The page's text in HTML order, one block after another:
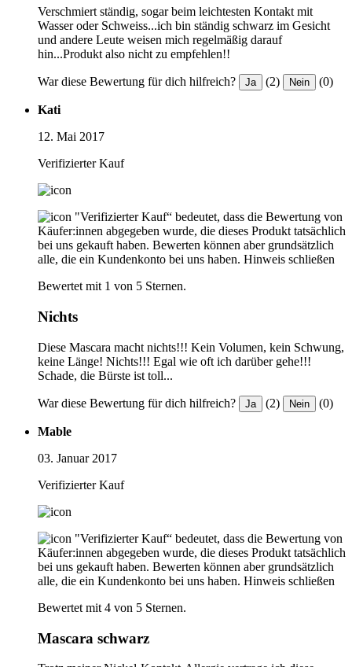
Verschmiert ständig, sogar beim leichtesten Kontakt mit
Wasser oder Schweiss...ich bin ständig schwarz im Gesicht
und andere Leute weisen mich regelmäßig darauf
hin...Produkt also nicht zu empfehlen!!
War diese Bewertung für dich hilfreich? Ja (2) Nein (0)
Kati
12. Mai 2017
Verifizierter Kauf
"Verifizierter Kauf“ bedeutet, dass die Bewertung von
Käufer:innen abgegeben wurde, die dieses Produkt tatsächlich
bei uns gekauft haben. Bewerten können aber grundsätzlich
alle, die ein Kundenkonto bei uns haben. Hinweis schließen
Bewertet mit 1 von 5 Sternen.
Nichts
Diese Mascara macht nichts!!! Kein Volumen, kein Schwung,
keine Länge! Nichts!!! Egal wie oft ich darüber gehe!!!
Schade, die Bürste ist toll...
War diese Bewertung für dich hilfreich? Ja (2) Nein (0)
Mable
03. Januar 2017
Verifizierter Kauf
"Verifizierter Kauf“ bedeutet, dass die Bewertung von
Käufer:innen abgegeben wurde, die dieses Produkt tatsächlich
bei uns gekauft haben. Bewerten können aber grundsätzlich
alle, die ein Kundenkonto bei uns haben. Hinweis schließen
Bewertet mit 4 von 5 Sternen.
Mascara schwarz